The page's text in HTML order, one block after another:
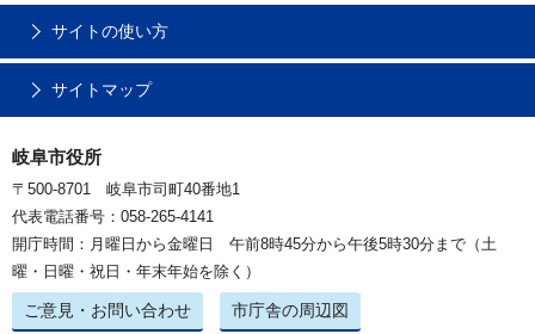
サイトの使い方
サイトマップ
岐阜市役所
〒500-8701 岐阜市司町40番地1
代表電話番号：058-265-4141
開庁時間：月曜日から金曜日 午前8時45分から午後5時30分まで（土
曜・日曜・祝日・年末年始を除く）
ご意見・お問い合わせ 市庁舎の周辺図